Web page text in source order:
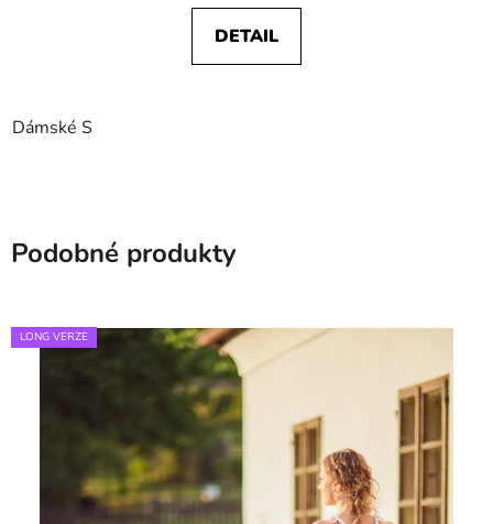
DETAIL
Dámské S
Podobné produkty
LONG VERZE